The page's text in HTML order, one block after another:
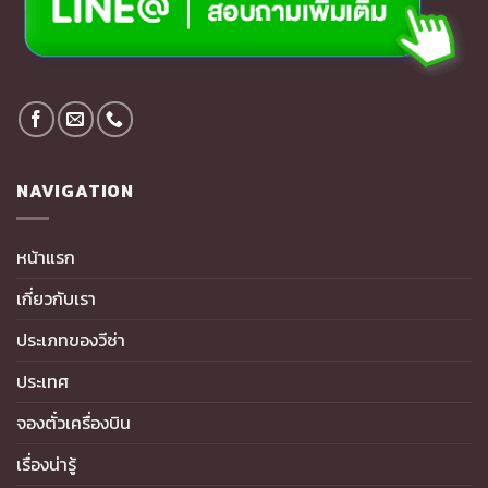
NAVIGATION
หน้าแรก
เกี่ยวกับเรา
ประเภทของวีซ่า
ประเทศ
จองตั๋วเครื่องบิน
เรื่องน่ารู้